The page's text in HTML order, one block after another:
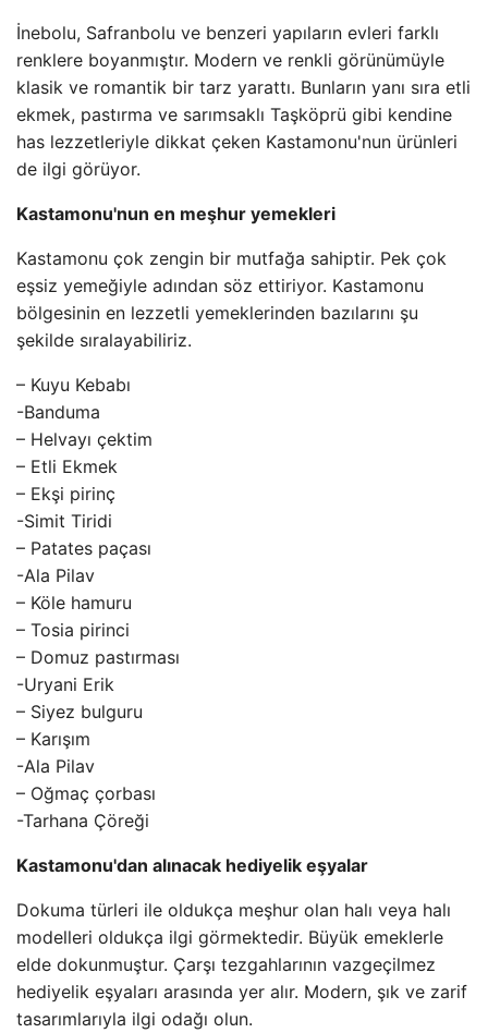
İnebolu, Safranbolu ve benzeri yapıların evleri farklı
renklere boyanmıştır. Modern ve renkli görünümüyle
klasik ve romantik bir tarz yarattı. Bunların yanı sıra etli
ekmek, pastırma ve sarımsaklı Taşköprü gibi kendine
has lezzetleriyle dikkat çeken Kastamonu'nun ürünleri
de ilgi görüyor.
Kastamonu'nun en meşhur yemekleri
Kastamonu çok zengin bir mutfağa sahiptir. Pek çok
eşsiz yemeğiyle adından söz ettiriyor. Kastamonu
bölgesinin en lezzetli yemeklerinden bazılarını şu
şekilde sıralayabiliriz.
– Kuyu Kebabı
-Banduma
– Helvayı çektim
– Etli Ekmek
– Ekşi pirinç
-Simit Tiridi
– Patates paçası
-Ala Pilav
– Köle hamuru
– Tosia pirinci
– Domuz pastırması
-Uryani Erik
– Siyez bulguru
– Karışım
-Ala Pilav
– Oğmaç çorbası
-Tarhana Çöreği
Kastamonu'dan alınacak hediyelik eşyalar
Dokuma türleri ile oldukça meşhur olan halı veya halı
modelleri oldukça ilgi görmektedir. Büyük emeklerle
elde dokunmuştur. Çarşı tezgahlarının vazgeçilmez
hediyelik eşyaları arasında yer alır. Modern, şık ve zarif
tasarımlarıyla ilgi odağı olun.